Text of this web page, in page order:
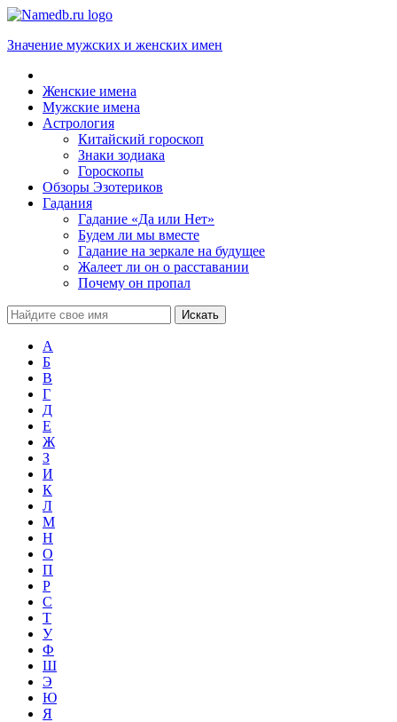
Значение мужских и женских имен
Женские имена
Мужские имена
Астрология
Китайский гороскоп
Знаки зодиака
Гороскопы
Обзоры Эзотериков
Гадания
Гадание «Да или Нет»
Будем ли мы вместе
Гадание на зеркале на будущее
Жалеет ли он о расставании
Почему он пропал
А
Б
В
Г
Д
Е
Ж
З
И
К
Л
М
Н
О
П
Р
С
Т
У
Ф
Ш
Э
Ю
Я